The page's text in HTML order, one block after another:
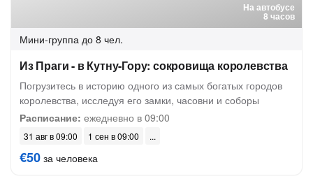
На автобусе
8 часов
Мини-группа до 8 чел.
Из Праги - в Кутну-Гору: сокровища королевства
Погрузитесь в историю одного из самых богатых городов
королевства, исследуя его замки, часовни и соборы
Расписание: ежедневно в 09:00
31 авг в 09:00 1 сен в 09:00
€50 за человека